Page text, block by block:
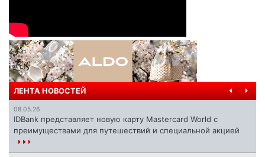
ЛЕНТА НОВОСТЕЙ
08.05.26
IDBank представляет новую карту Mastercard World с
преимуществами для путешествий и специальной акцией